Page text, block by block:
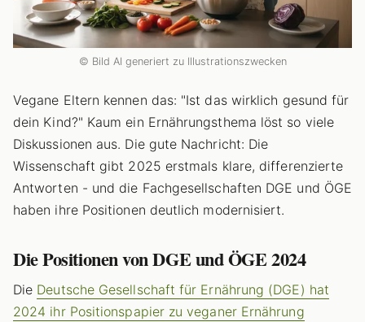
© Bild AI generiert zu Illustrationszwecken
Vegane Eltern kennen das: "Ist das wirklich gesund für
dein Kind?" Kaum ein Ernährungsthema löst so viele
Diskussionen aus. Die gute Nachricht: Die
Wissenschaft gibt 2025 erstmals klare, differenzierte
Antworten - und die Fachgesellschaften DGE und ÖGE
haben ihre Positionen deutlich modernisiert.
Die Positionen von DGE und ÖGE 2024
Die Deutsche Gesellschaft für Ernährung (DGE) hat
2024 ihr Positionspapier zu veganer Ernährung